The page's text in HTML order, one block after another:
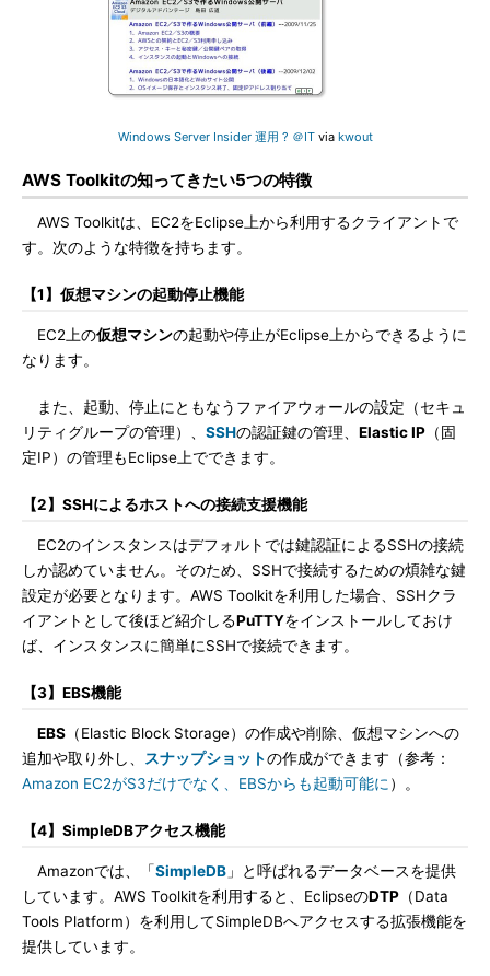
Windows Server Insider 運用 ? ＠ITvia kwout
AWS Toolkitの知ってきたい5つの特徴
AWS Toolkitは、EC2をEclipse上から利用するクライアントで
す。次のような特徴を持ちます。
【1】仮想マシンの起動停止機能
EC2上の仮想マシンの起動や停止がEclipse上からできるように
なります。
また、起動、停止にともなうファイアウォールの設定（セキュ
リティグループの管理）、 SSHの認証鍵の管理、 Elastic IP （固
定IP）の管理もEclipse上でできます。
【2】SSHによるホストへの接続支援機能
EC2のインスタンスはデフォルトでは鍵認証によるSSHの接続
しか認めていません。そのため、SSHで接続するための煩雑な鍵
設定が必要となります。AWS Toolkitを利用した場合、SSHクラ
イアントとして後ほど紹介しるPuTTYをインストールしておけ
ば、インスタンスに簡単にSSHで接続できます。
【3】EBS機能
EBS （Elastic Block Storage）の作成や削除、仮想マシンへの
追加や取り外し、
スナップショットの作成ができます（参考：
Amazon EC2がS3だけでなく、EBSからも起動可能に ）。
【4】SimpleDBアクセス機能
Amazonでは、「SimpleDB 」と呼ばれるデータベースを提供
しています。AWS Toolkitを利用すると、EclipseのDTP （Data
Tools Platform）を利用してSimpleDBへアクセスする拡張機能を
提供しています。